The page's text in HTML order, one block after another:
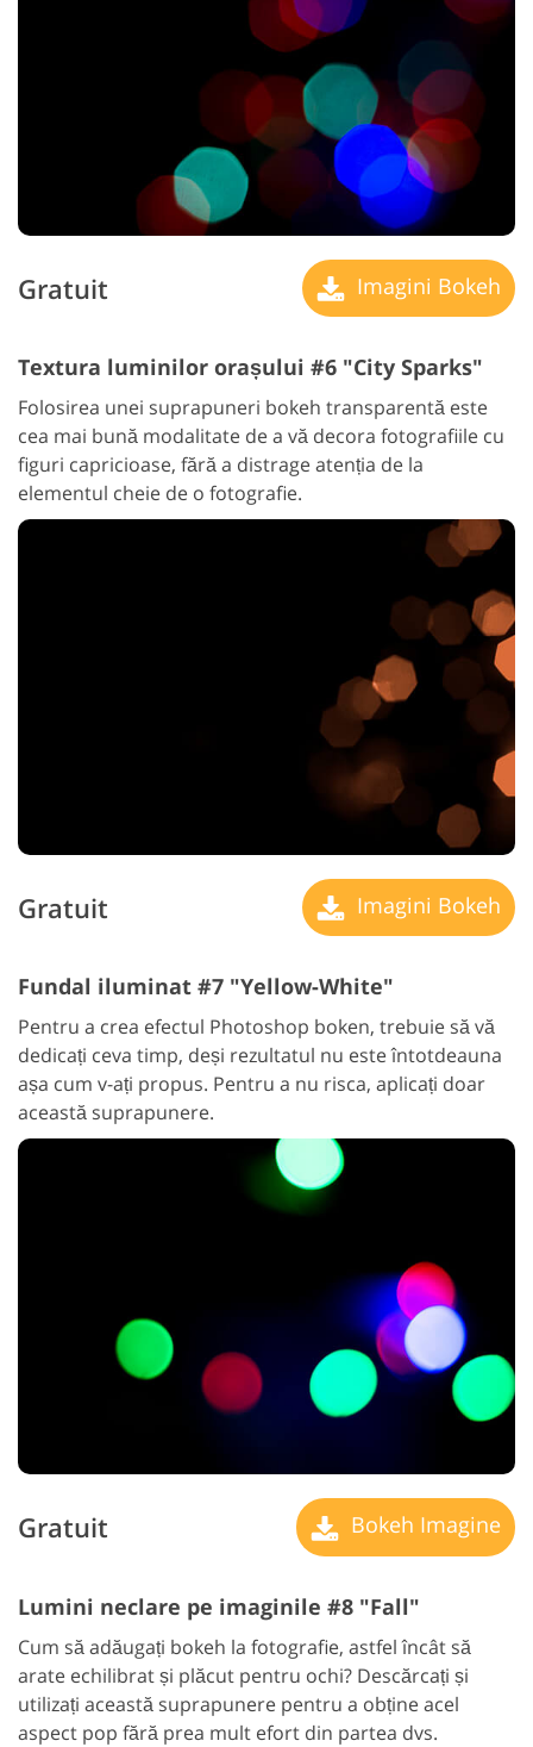
Gratuit Imagini Bokeh
Textura luminilor orașului #6 "City Sparks"
Folosirea unei suprapuneri bokeh transparentă este
cea mai bună modalitate de a vă decora fotografiile cu
figuri capricioase, fără a distrage atenția de la
elementul cheie de o fotografie.
Gratuit Imagini Bokeh
Fundal iluminat #7 "Yellow-White"
Pentru a crea efectul Photoshop boken, trebuie să vă
dedicați ceva timp, deși rezultatul nu este întotdeauna
așa cum v-ați propus. Pentru a nu risca, aplicați doar
această suprapunere.
Gratuit Bokeh Imagine
Lumini neclare pe imaginile #8 "Fall"
Cum să adăugați bokeh la fotografie, astfel încât să
arate echilibrat și plăcut pentru ochi? Descărcați și
utilizați această suprapunere pentru a obține acel
aspect pop fără prea mult efort din partea dvs.